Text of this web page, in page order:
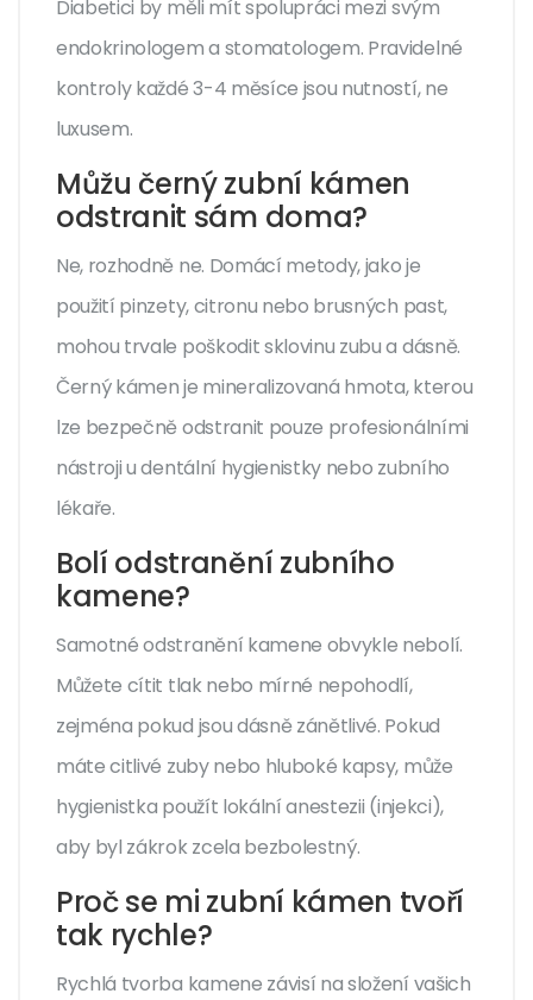
Diabetici by měli mít spolupráci mezi svým
endokrinologem a stomatologem. Pravidelné
kontroly každé 3-4 měsíce jsou nutností, ne
luxusem.
Můžu černý zubní kámen
odstranit sám doma?
Ne, rozhodně ne. Domácí metody, jako je
použití pinzety, citronu nebo brusných past,
mohou trvale poškodit sklovinu zubu a dásně.
Černý kámen je mineralizovaná hmota, kterou
lze bezpečně odstranit pouze profesionálními
nástroji u dentální hygienistky nebo zubního
lékaře.
Bolí odstranění zubního
kamene?
Samotné odstranění kamene obvykle nebolí.
Můžete cítit tlak nebo mírné nepohodlí,
zejména pokud jsou dásně zánětlivé. Pokud
máte citlivé zuby nebo hluboké kapsy, může
hygienistka použít lokální anestezii (injekci),
aby byl zákrok zcela bezbolestný.
Proč se mi zubní kámen tvoří
tak rychle?
Rychlá tvorba kamene závisí na složení vašich